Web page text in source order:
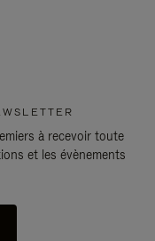
à recevoir toute
et les évènements